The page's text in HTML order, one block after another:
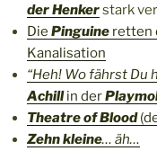
der Henkerstark
Die Pinguine retten
Kanalisation
“Heh! Wo fährst Du
Achillin der
Theatre of Blood
Zehn kleine… äh…